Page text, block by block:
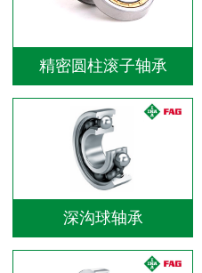
精密圆柱滚子轴承
深沟球轴承